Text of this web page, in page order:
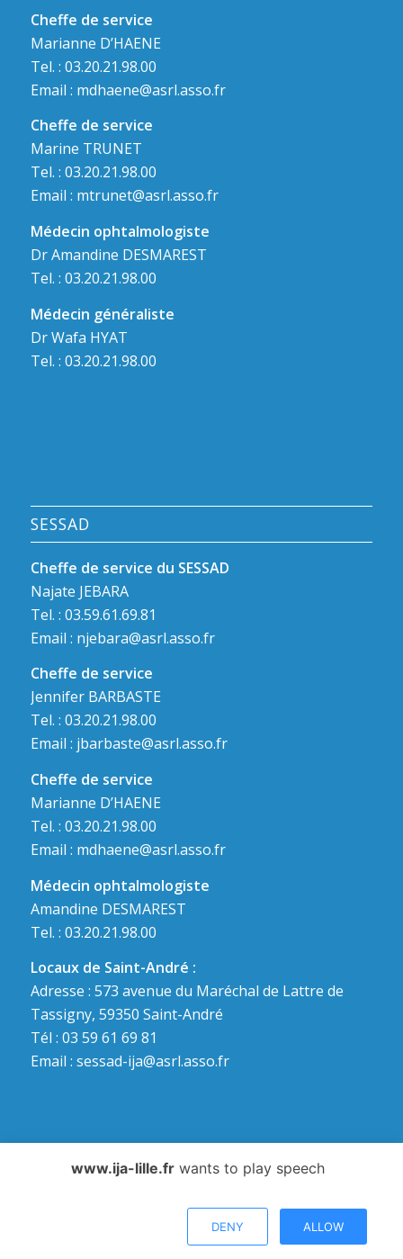
Cheffe de service
Marianne D’HAENE
Tel. : 03.20.21.98.00
Email : mdhaene@asrl.asso.fr
Cheffe de service
Marine TRUNET
Tel. : 03.20.21.98.00
Email : mtrunet@asrl.asso.fr
Médecin ophtalmologiste
Dr Amandine DESMAREST
Tel. : 03.20.21.98.00
Médecin généraliste
Dr Wafa HYAT
Tel. : 03.20.21.98.00
SESSAD
Cheffe de service du SESSAD
Najate JEBARA
Tel. : 03.59.61.69.81
Email : njebara@asrl.asso.fr
Cheffe de service
Jennifer BARBASTE
Tel. : 03.20.21.98.00
Email : jbarbaste@asrl.asso.fr
Cheffe de service
Marianne D’HAENE
Tel. : 03.20.21.98.00
Email : mdhaene@asrl.asso.fr
Médecin ophtalmologiste
Amandine DESMAREST
Tel. : 03.20.21.98.00
Locaux de Saint-André :
Adresse : 573 avenue du Maréchal de Lattre de
Tassigny, 59350 Saint-André
Tél : 03 59 61 69 81
Email : sessad-ija@asrl.asso.fr
© 2018 IJA de Lille - Tous droits réservés - Conception et réalisation du
Mentions légales Contact Actualités
www.ija-lille.fr wants to play speech
DENY ALLOW